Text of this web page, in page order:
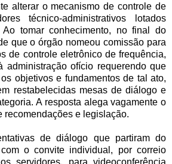
alterar o mecanismo de controle de
técnico-administrativos lotados
Ao tomar conhecimento, no final do
que o órgão nomeou comissão para
de controle eletrônico de frequência,
administração ofício requerendo que
objetivos e fundamentos de tal ato,
restabelecidas mesas de diálogo e
A resposta alega vagamente o
recomendações e legislação.
de diálogo que partiram do
o convite individual, por correio
servidores, para videoconferência